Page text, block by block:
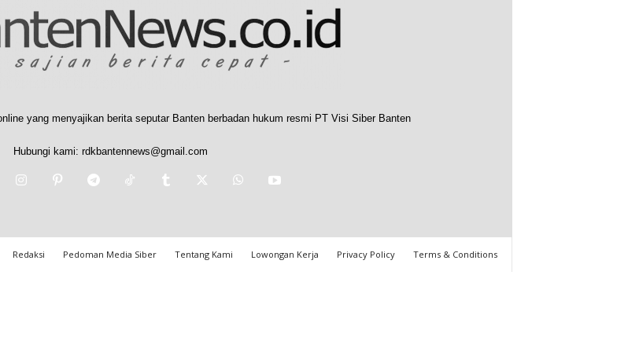
yang menyajikan berita seputar Banten berbadan hukum resmi PT Visi Siber Banten
Hubungi kami: rdkbantennews@gmail.com
Redaksi Pedoman Media Siber Tentang Kami Lowongan Kerja Privacy Policy Terms & Conditions